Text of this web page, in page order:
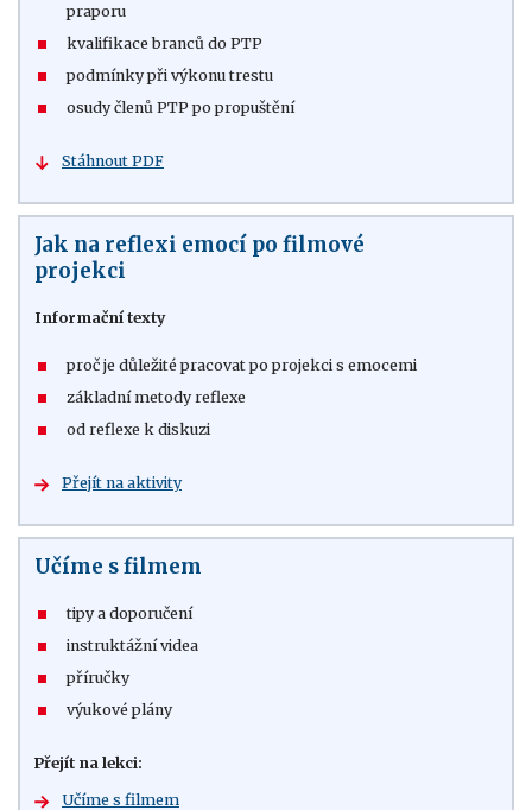
praporu
kvalifikace branců do PTP
podmínky při výkonu trestu
osudy členů PTP po propuštění
Stáhnout PDF
Jak na reflexi emocí po filmové
projekci
Informační texty
proč je důležité pracovat po projekci s emocemi
základní metody reflexe
od reflexe k diskuzi
Přejít na aktivity
Učíme s filmem
tipy a doporučení
instruktážní videa
příručky
výukové plány
Přejít na lekci:
Učíme s filmem